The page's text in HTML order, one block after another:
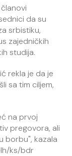
da su
srbistiku,
zajedničkih
studija.
rekla je da je
sa tim ciljem,
na prvoj
pregovora, ali
borbu", kazala
ks/bdr